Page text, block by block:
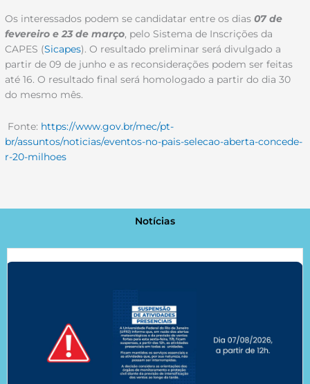
Os interessados podem se candidatar entre os dias07 de
fevereiro e 23 de março, pelo Sistema de Inscrições da
CAPES (Sicapes). O resultado preliminar será divulgado a
partir de 09 de junho e as reconsiderações podem ser feitas
até 16. O resultado final será homologado a partir do dia 30
do mesmo mês.
Fonte: https://www.gov.br/mec/pt-
br/assuntos/noticias/eventos-no-pais-selecao-aberta-concede-
r-20-milhoes
Notícias